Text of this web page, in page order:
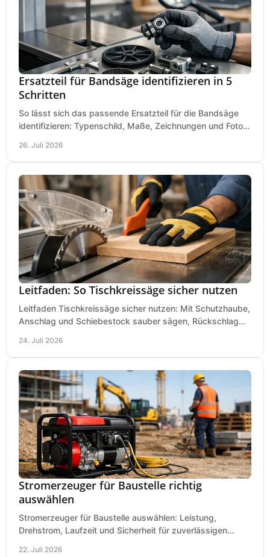
Ersatzteil für Bandsäge identifizieren in 5
Schritten
So lässt sich das passende Ersatzteil für die Bandsäge
identifizieren: Typenschild, Maße, Zeichnungen und Fotos
26. Juli 2026
Leitfaden: So Tischkreissäge sicher nutzen
Leitfaden Tischkreissäge sicher nutzen: Mit Schutzhaube,
Anschlag und Schiebestock sauber sägen, Rückschlag
24. Juli 2026
Stromerzeuger für Baustelle richtig
auswählen
Stromerzeuger für Baustelle auswählen: Leistung,
Drehstrom, Laufzeit und Sicherheit für zuverlässigen
22. Juli 2026